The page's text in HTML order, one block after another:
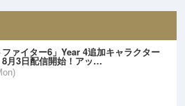
ファイター6」Year 4追加キャラクター
8月3日配信開始！アッ…